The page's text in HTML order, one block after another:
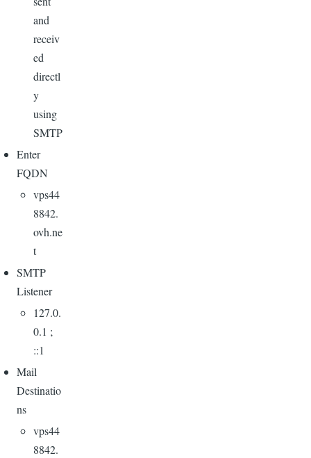
and
receiv
ed
directl
y
using
SMTP
Enter
FQDN
vps44
8842.
ovh.ne
t
SMTP
Listener
127.0.
0.1 ;
::1
Mail
Destinatio
ns
vps44
8842.